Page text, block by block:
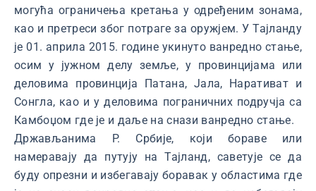
могућа ограничења кретања у одређеним зонама,
као и претреси због потраге за оружјем. У Тајланду
је 01. априла 2015. године укинуто ванредно стање,
осим у јужном делу земље, у провинцијама или
деловима провинција Патана, Јала, Наративат и
Сонгла, као и у деловима пограничних подручја са
Камбоџом где је и даље на снази ванредно стање.
Држављанима Р. Србије, који бораве или
намеравају да путују на Тајланд, саветује се да
буду опрезни и избегавају боравак у областима где